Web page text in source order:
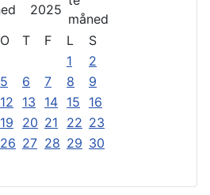
2025
O T F L
S
1
2
5 6 7 8
9
12 13 14 15
16
19 20 21 22 23
26 27 28 29 30